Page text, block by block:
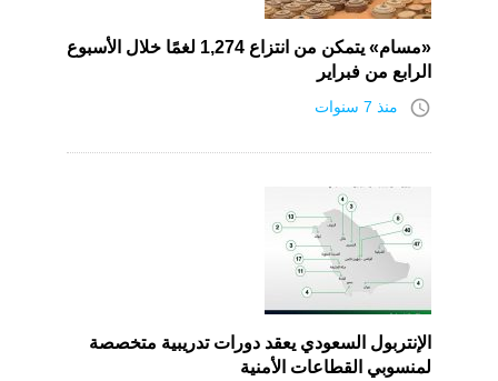
«مسام» يتمكن من انتزاع 1,274 لغمًا خلال الأسبوع
الرابع من فبراير
access_time منذ 7 سنوات
الإنتربول السعودي يعقد دورات تدريبية متخصصة
لمنسوبي القطاعات الأمنية